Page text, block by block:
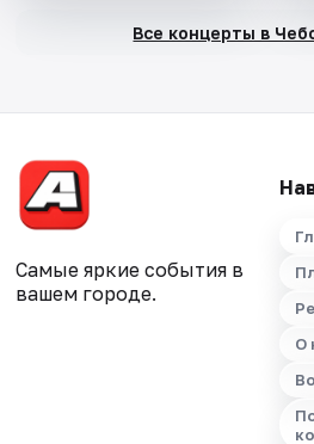
Все концерты в
Самые яркие события в
вашем городе.
О